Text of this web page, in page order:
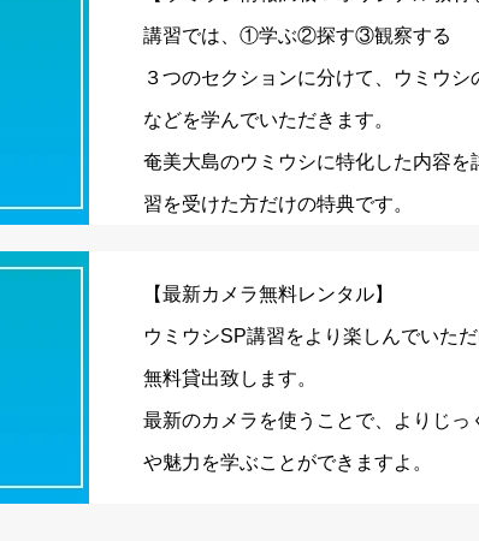
講習では、①学ぶ②探す③観察する
３つのセクションに分けて、ウミウ
などを学んでいただきます。
奄美大島のウミウシに特化した内容
習を受けた方だけの特典です。
【最新カメラ無料レンタル】
ウミウシSP講習をより楽しんでいた
無料貸出致します。
最新のカメラを使うことで、よりじ
や魅力を学ぶことができますよ。